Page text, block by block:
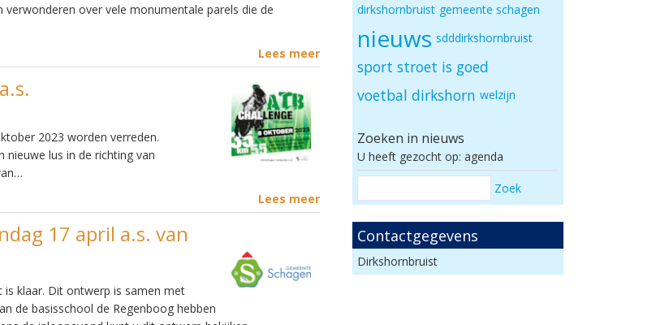
verwonderen over vele monumentale parels die de
Lees meer
2023 worden verreden.
nieuwe lus in de richting van
Lees meer
17 april a.s. van
klaar. Dit ontwerp is samen met
de basisschool de Regenboog hebben
dirkshornbruist gemeente schagen
nieuws sdddirkshornbruist
sport stroet is goed
voetbal dirkshorn welzijn
Zoeken in nieuws
U heeft gezocht op: agenda
Zoek
Contactgegevens
Dirkshornbruist